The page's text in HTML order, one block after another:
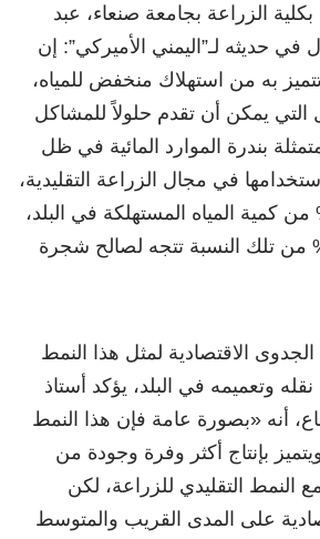
بكلية الزراعة بجامعة صنعاء، عبد
في حديثه لـ”اليمني الأميركي”: إن
تتميز به من استهلاك منخفض للمياه،
التي يمكن أن تقدم حلولاً للمشاكل
بندرة الموارد المائية في ظل
في مجال الزراعة التقليدية،
يذهب إليها 90% من كمية المياه المستهلكة في البلد،
تقديري أن 70% من تلك النسبة تتجه لصالح شجرة
الاقتصادية لمثل هذا النمط
وتعميمه في البلد، يؤكد أستاذ
أنه «بصورة عامة فإن هذا النمط
بإنتاج أكثر وفرة وجودة من
النمط التقليدي للزراعة، لكن
على المدى القريب والمتوسط